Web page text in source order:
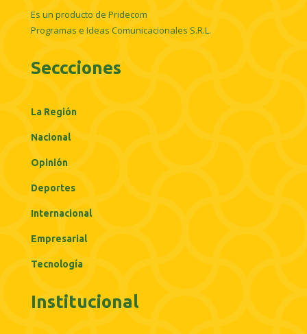
Es un producto de Pridecom
Programas e Ideas Comunicacionales S.R.L.
Seccciones
La Región
Nacional
Opinión
Deportes
Internacional
Empresarial
Tecnología
Institucional